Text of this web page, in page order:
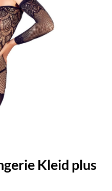
Kleid plus